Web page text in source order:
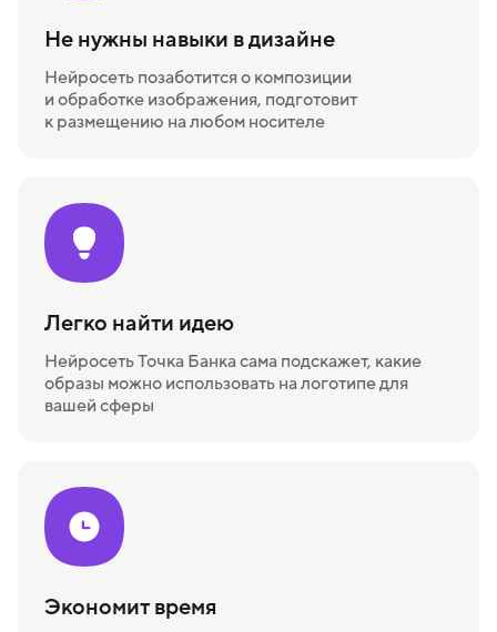
Не нужны навыки в дизайне
Нейросеть позаботится о композиции
и обработке изображения, подготовит
к размещению на любом носителе
Легко найти идею
Нейросеть Точка Банка сама подскажет, какие
образы можно использовать на логотипе для
вашей сферы
Экономит время